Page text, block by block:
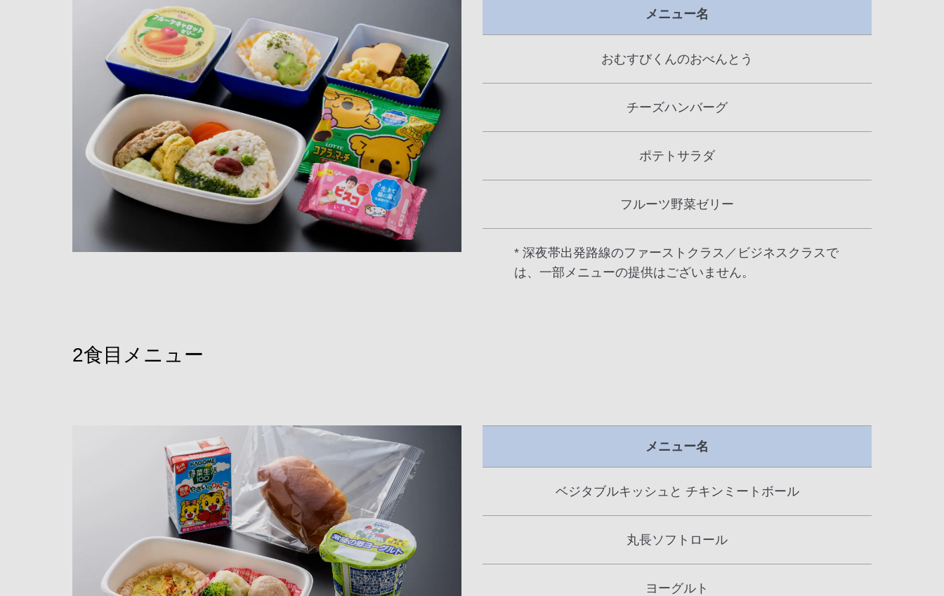
メニュー名
おむすびくんのおべんとう
チーズハンバーグ
ポテトサラダ
フルーツ野菜ゼリー
* 深夜帯出発路線のファーストクラス／ビジネスクラスで
は、一部メニューの提供はございません。
2食目メニュー
メニュー名
ベジタブルキッシュと チキンミートボール
丸長ソフトロール
ヨーグルト